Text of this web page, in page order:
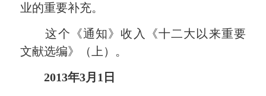
业的重要补充。
这个《通知》收入《十二大以来重要
文献选编》（上）。
2013年3月1日